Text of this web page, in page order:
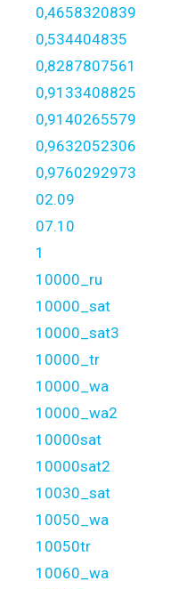
0,4658320839
0,534404835
0,8287807561
0,9133408825
0,9140265579
0,9632052306
0,9760292973
02.09
07.10
1
10000_ru
10000_sat
10000_sat3
10000_tr
10000_wa
10000_wa2
10000sat
10000sat2
10030_sat
10050_wa
10050tr
10060_wa